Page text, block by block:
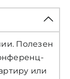
Полезен
или